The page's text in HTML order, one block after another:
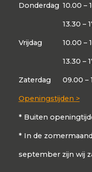
Donderdag 10.00 –
13.30 –
Vrijdag 10.00 –
13.30 –
Zaterdag 09.00 –
Openingstijden >
* Buiten
* In de
september zijn wij